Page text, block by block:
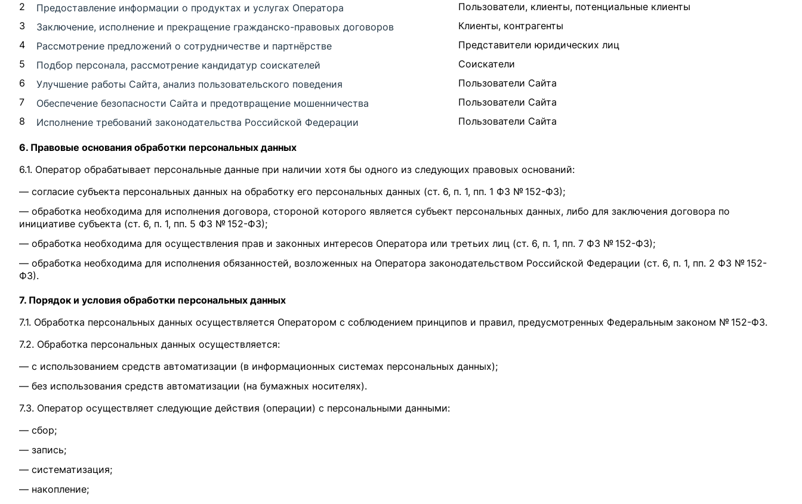
2
Предоставление информации о продуктах и услугах Оператора
Пользователи, клиенты, потенциальные клиенты
3
Заключение, исполнение и прекращение гражданско-правовых договоров
Клиенты, контрагенты
4
Рассмотрение предложений о сотрудничестве и партнёрстве
Представители юридических лиц
5
Подбор персонала, рассмотрение кандидатур соискателей
Соискатели
6
Улучшение работы Сайта, анализ пользовательского поведения
Пользователи Сайта
7
Обеспечение безопасности Сайта и предотвращение мошенничества
Пользователи Сайта
8
Исполнение требований законодательства Российской Федерации Пользователи Сайта
6. Правовые основания обработки персональных данных
6.1. Оператор обрабатывает персональные данные при наличии хотя бы одного из следующих правовых оснований:
— согласие субъекта персональных данных на обработку его персональных данных (ст. 6, п. 1, пп. 1 ФЗ № 152-ФЗ);
— обработка необходима для исполнения договора, стороной которого является субъект персональных данных, либо для заключения договора по
инициативе субъекта (ст. 6, п. 1, пп. 5 ФЗ № 152-ФЗ);
— обработка необходима для осуществления прав и законных интересов Оператора или третьих лиц (ст. 6, п. 1, пп. 7 ФЗ № 152-ФЗ);
— обработка необходима для исполнения обязанностей, возложенных на Оператора законодательством Российской Федерации (ст. 6, п. 1, пп. 2 ФЗ № 152-
ФЗ).
7. Порядок и условия обработки персональных данных
7.1. Обработка персональных данных осуществляется Оператором с соблюдением принципов и правил, предусмотренных Федеральным законом № 152-ФЗ.
7.2. Обработка персональных данных осуществляется:
— с использованием средств автоматизации (в информационных системах персональных данных);
— без использования средств автоматизации (на бумажных носителях).
7.3. Оператор осуществляет следующие действия (операции) с персональными данными:
— сбор;
— запись;
— систематизация;
— накопление;